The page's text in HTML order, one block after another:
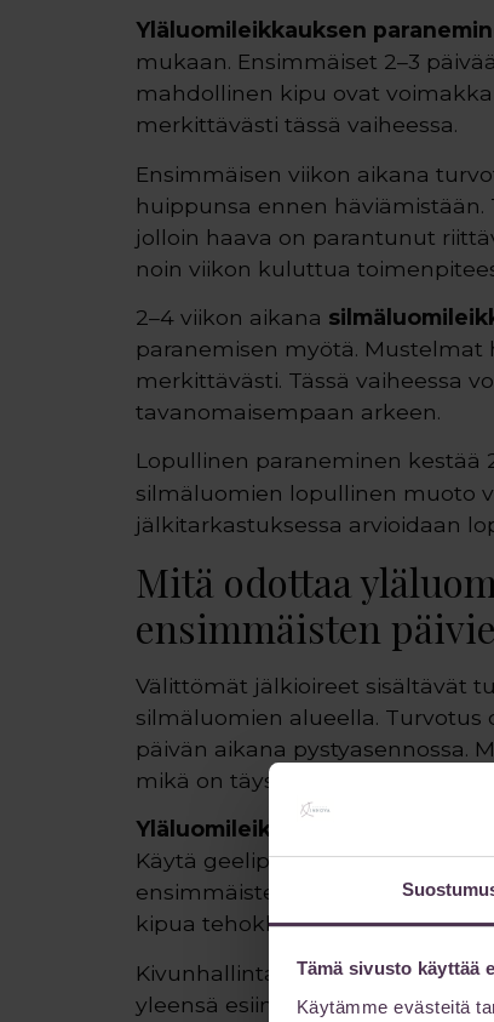
Tämä sivusto käyttää
Käytämme evästeitä
Yläluomileikkauksen
mukaan. Ensimmäiset 2–3
mahdollinen kipu ovat
merkittävästi tässä vaiheessa.
Ensimmäisen viikon aikana
huippunsa ennen
jolloin haava on parantunut
noin viikon kuluttua
2–4 viikon aikana
paranemisen myötä. Mustelmat
merkittävästi. Tässä vaiheessa
tavanomaisempaan arkeen.
Lopullinen paraneminen kestää
silmäluomien lopullinen muoto
jälkitarkastuksessa arvioidaan
Mitä odottaa
ensimmäisten
Välittömät jälkioireet sisältävät
silmäluomien alueella. Turvotus
päivän aikana pystyasennossa.
mikä on täysin normaalia.
Yläluomileikkauksen jälkihoito
Käytä geelipusseja tai kylmiä
ensimmäisten kahden
kipua tehokkaasti.
Kivunhallinta onnistuu yleensä
yleensä esiinny. On tärkeää